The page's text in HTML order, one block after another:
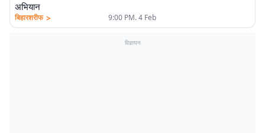
अभियान
बिहारशरीफ > 9:00 PM. 4 Feb
विज्ञापन